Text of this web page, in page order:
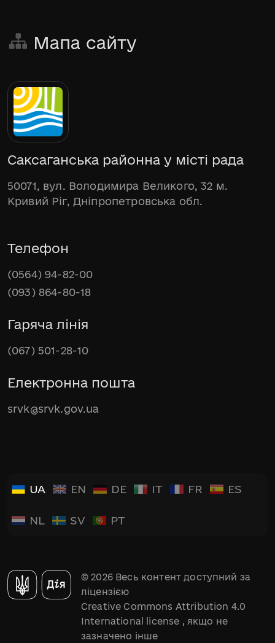
Мапа сайту
Саксаганська районна у місті рада
50071, вул. Володимира Великого, 32 м.
Кривий Ріг, Дніпропетровська обл.
Телефон
(0564) 94-82-00
(093) 864-80-18
Гаряча лінія
(067) 501-28-10
Електронна пошта
srvk@srvk.gov.ua
UA EN DE IT FR ES
NL SV PT
© 2026 Весь контент доступний за
ліцензією
Creative Commons Attribution 4.0
International license , якщо не
зазначено інше